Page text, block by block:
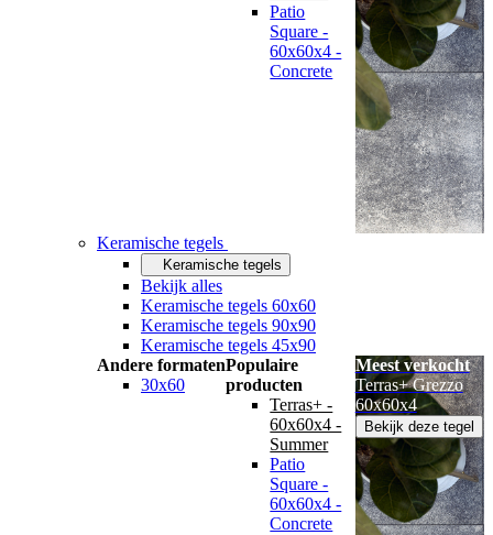
Patio
Square -
60x60x4 -
Concrete
Keramische tegels
Keramische tegels
Bekijk alles
Keramische tegels 60x60
Keramische tegels 90x90
Keramische tegels 45x90
Andere formaten
30x60
Populaire
producten
Terras+ -
60x60x4 -
Summer
Patio
Square -
60x60x4 -
Concrete
Meest verkocht
Terras+ Grezzo
60x60x4
Bekijk deze tegel